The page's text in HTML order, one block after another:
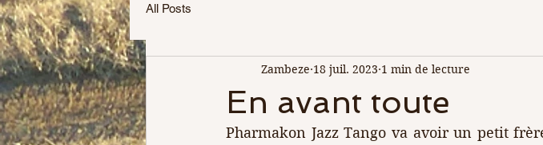
All Posts
En avant toute
Zambeze 18 juil. 2023 1 min de lecture
Pharmakon Jazz Tango va avoir un petit